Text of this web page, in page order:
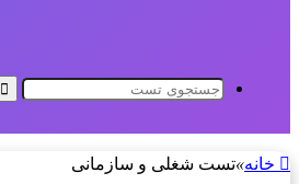
خانه»تست شغلی و سازمانی